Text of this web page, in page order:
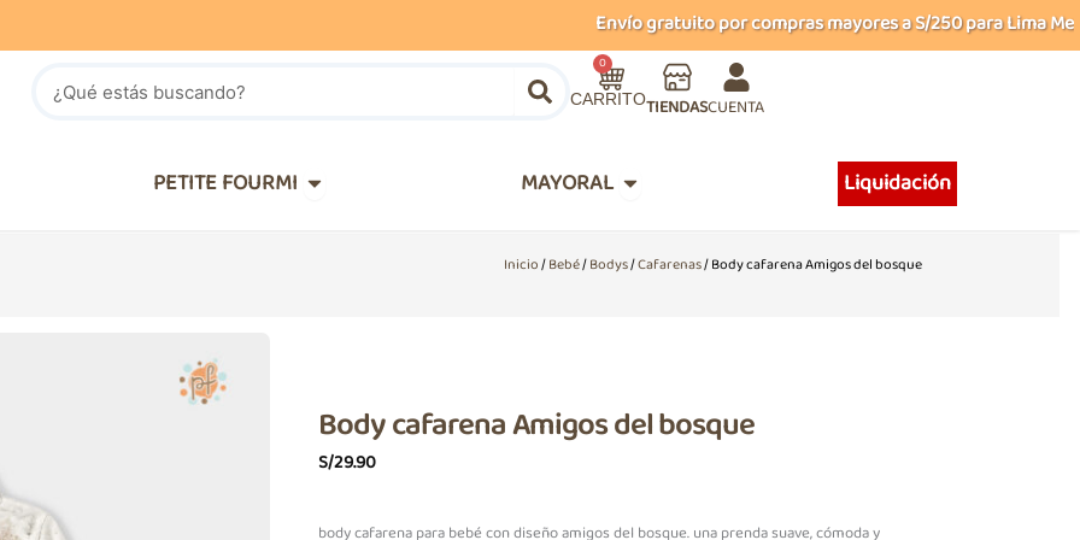
Envío gratuito por compras mayores a S/250 para Lima
0
Carrito
TIENDASCUENTA
PETITE FOURMI Abrir PETITE FOURMI MAYORAL Abrir MAYORAL Liquidación
Inicio/Bebé/Bodys/Cafarenas/ Body cafarena Amigos del bosque
Body cafarena Amigos del bosque
S/29.90
body cafarena para bebé con diseño amigos del bosque. una prenda suave, cómoda y